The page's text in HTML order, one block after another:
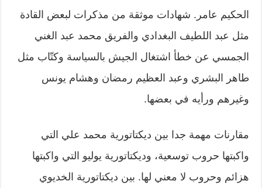
الحكيم عامر. شهادات موثقة من مذكرات لبعض القادة
مثل عبد اللطيف البغدادي والفريق محمد عبد الغني
الجمسي عن خطأ اشتغال الجيش بالسياسة وكتّاب مثل
طاهر البشري وعبد العظيم رمضان وهشام يونس
وغيرهم ورأيه في بعضها.
مقارنات مهمة جدا بين ديكتاتورية محمد علي التي
واكبتها حروب توسعية، وديكتاتورية يوليو التي واكبتها
هزائم وحروب لا معني لها. بين ديكتاتورية الخديوي